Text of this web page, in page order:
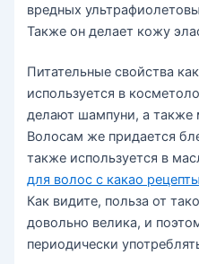
вредных
Также он делает кожу
Питательные свойства
используется в
делают шампуни, а также
Волосам же придается
также используется в
для волос с какао рецепты
Как видите, польза от
довольно велика, и
периодически